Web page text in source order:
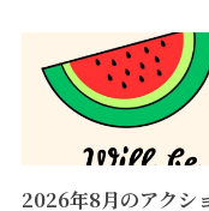
2026年8月のアクシ